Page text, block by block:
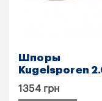
Шпоры
Kugelsporen
1354 грн